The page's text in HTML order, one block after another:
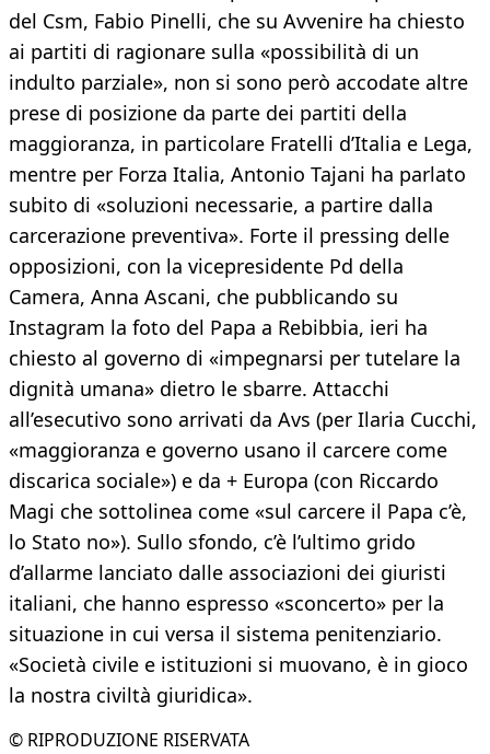
del Csm, Fabio Pinelli, che su Avvenire ha chiesto
ai partiti di ragionare sulla «possibilità di un
indulto parziale», non si sono però accodate altre
prese di posizione da parte dei partiti della
maggioranza, in particolare Fratelli d’Italia e Lega,
mentre per Forza Italia, Antonio Tajani ha parlato
subito di «soluzioni necessarie, a partire dalla
carcerazione preventiva». Forte il pressing delle
opposizioni, con la vicepresidente Pd della
Camera, Anna Ascani, che pubblicando su
Instagram la foto del Papa a Rebibbia, ieri ha
chiesto al governo di «impegnarsi per tutelare la
dignità umana» dietro le sbarre. Attacchi
all’esecutivo sono arrivati da Avs (per Ilaria Cucchi,
«maggioranza e governo usano il carcere come
discarica sociale») e da + Europa (con Riccardo
Magi che sottolinea come «sul carcere il Papa c’è,
lo Stato no»). Sullo sfondo, c’è l’ultimo grido
d’allarme lanciato dalle associazioni dei giuristi
italiani, che hanno espresso «sconcerto» per la
situazione in cui versa il sistema penitenziario.
«Società civile e istituzioni si muovano, è in gioco
la nostra civiltà giuridica».
© RIPRODUZIONE RISERVATA